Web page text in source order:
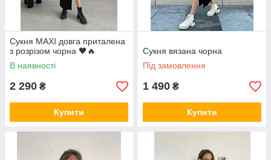
Сукня MAXI довга приталена
з розрізом чорна 🖤🔥
В наявності
2 290 ₴
Купити
Сукня вязана чорна
Під замовлення
1 490 ₴
Купити